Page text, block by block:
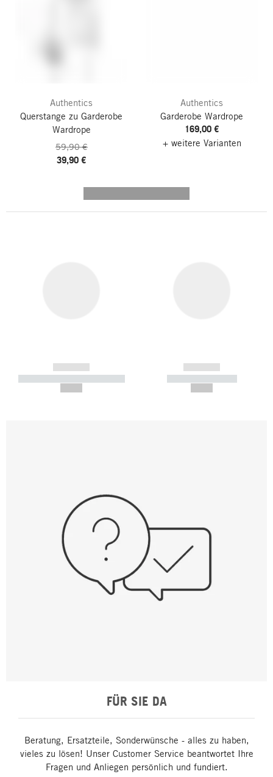
Authentics
Querstange zu Garderobe
Wardrope
59,90 €
39,90 €
Authentics
Garderobe Wardrope
169,00 €
+ weitere Varianten
------------
----------- ----------- -----------
------------
----------- -----------
FÜR SIE DA
Beratung, Ersatzteile, Sonderwünsche - alles zu haben,
vieles zu lösen! Unser Customer Service beantwortet Ihre
Fragen und Anliegen persönlich und fundiert.